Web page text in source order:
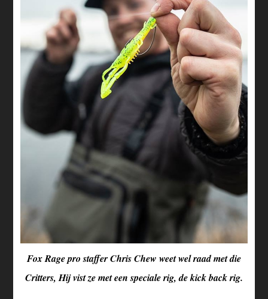
Fox Rage pro staffer Chris Chew weet wel raad met die
Critters, Hij vist ze met een speciale rig, de kick back rig.